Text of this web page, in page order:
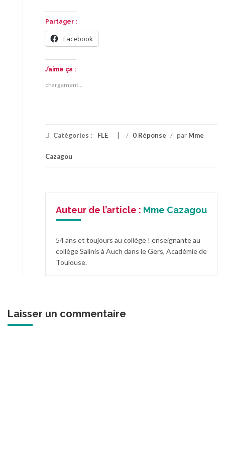
Partager :
Facebook
J’aime ça :
chargement…
Catégories : FLE / 0 Réponse / par Mme
Cazagou
Auteur de l’article : Mme Cazagou
54 ans et toujours au collège ! enseignante au
collège Salinis à Auch dans le Gers, Académie de
Toulouse.
Laisser un commentaire